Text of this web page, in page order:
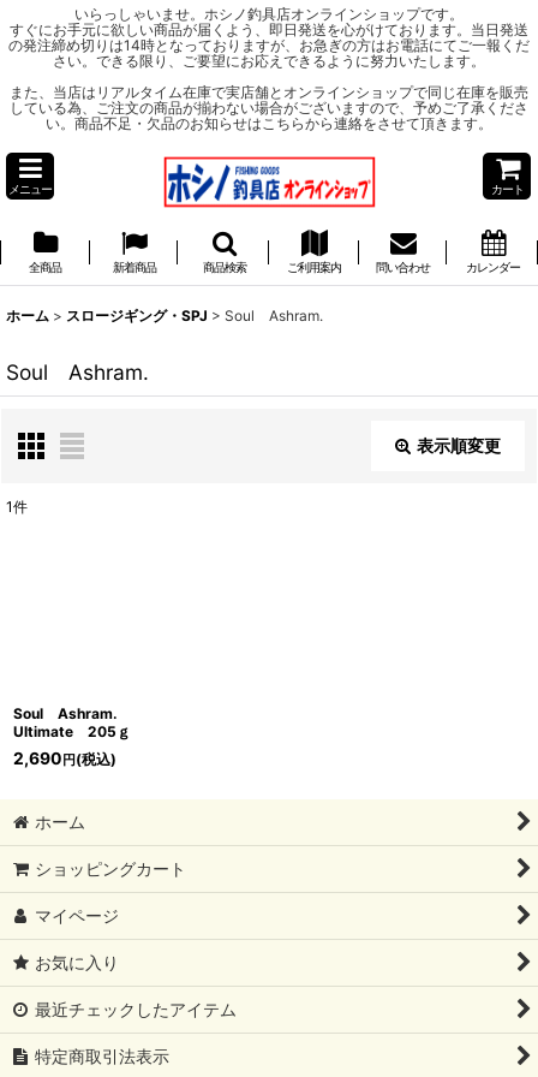
いらっしゃいませ。ホシノ釣具店オンラインショップです。
すぐにお手元に欲しい商品が届くよう、即日発送を心がけております。当日発送
の発注締め切りは14時となっておりますが、お急ぎの方はお電話にてご一報くだ
さい。できる限り、ご要望にお応えできるように努力いたします。
また、当店はリアルタイム在庫で実店舗とオンラインショップで同じ在庫を販売
している為、ご注文の商品が揃わない場合がございますので、予めご了承くださ
い。商品不足・欠品のお知らせはこちらから連絡をさせて頂きます。
メニュー カート
全商品 新着商品 商品検索 ご利用案内 問い合わせ カレンダー
ホーム > スロージギング・SPJ > Soul Ashram.
Soul Ashram.
表示順変更
1件
Soul Ashram.
Ultimate 205ｇ
2,690 円 (税込)
ホーム
ショッピングカート
マイページ
お気に入り
最近チェックしたアイテム
特定商取引法表示